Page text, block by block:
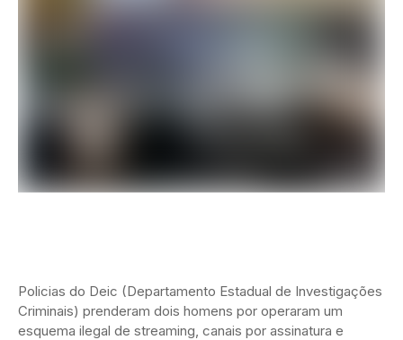
Policias do Deic (Departamento Estadual de Investigações
Criminais) prenderam dois homens por operaram um
esquema ilegal de streaming, canais por assinatura e